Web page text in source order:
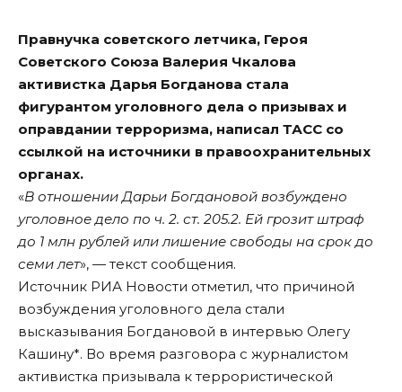
Правнучка советского летчика, Героя
Советского Союза Валерия Чкалова
активистка Дарья Богданова стала
фигурантом уголовного дела о призывах и
оправдании терроризма, написал ТАСС со
ссылкой на источники в правоохранительных
органах.
«В отношении Дарьи Богдановой возбуждено
уголовное дело по ч. 2. ст. 205.2. Ей грозит штраф
до 1 млн рублей или лишение свободы на срок до
семи лет», — текст сообщения.
Источник РИА Новости отметил, что причиной
возбуждения уголовного дела стали
высказывания Богдановой в интервью Олегу
Кашину*. Во время разговора с журналистом
активистка призывала к террористической